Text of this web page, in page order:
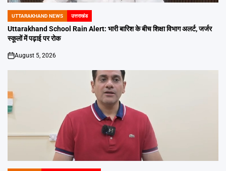
POSTED
IN
UTTARAKHAND NEWS उत्तराखंड
Uttarakhand School Rain Alert: भारी बारिश के बीच शिक्षा विभाग अलर्ट, जर्जर
स्कूलों में पढ़ाई पर रोक
on
August 5, 2026